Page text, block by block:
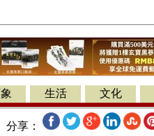
生活 文化
分享：